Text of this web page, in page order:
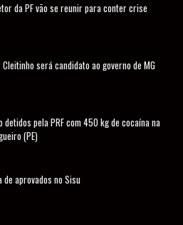
da PF vão se reunir para conter crise
será candidato ao governo de MG
detidos pela PRF com 450 kg de cocaína na
(PE)
de aprovados no Sisu